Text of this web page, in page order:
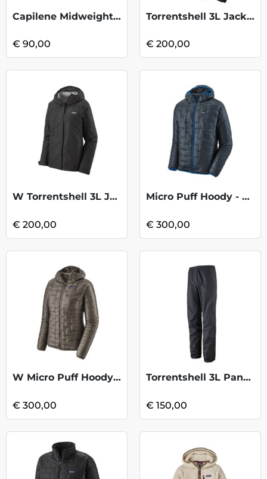
Capilene Midweight Crew - Black2
€ 90,00
Torrentshell 3L Jacket - Black
€ 200,00
W Torrentshell 3L Jacket - Black
€ 200,00
Micro Puff Hoody - Smolder Blue
€ 300,00
W Micro Puff Hoody - Feather Grey
€ 300,00
Torrentshell 3L Pant Reg. - Black
€ 150,00